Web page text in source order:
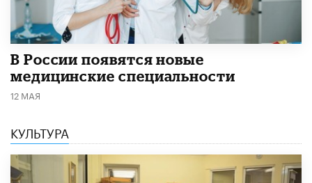
В России появятся новые
медицинские специальности
12 МАЯ
КУЛЬТУРА